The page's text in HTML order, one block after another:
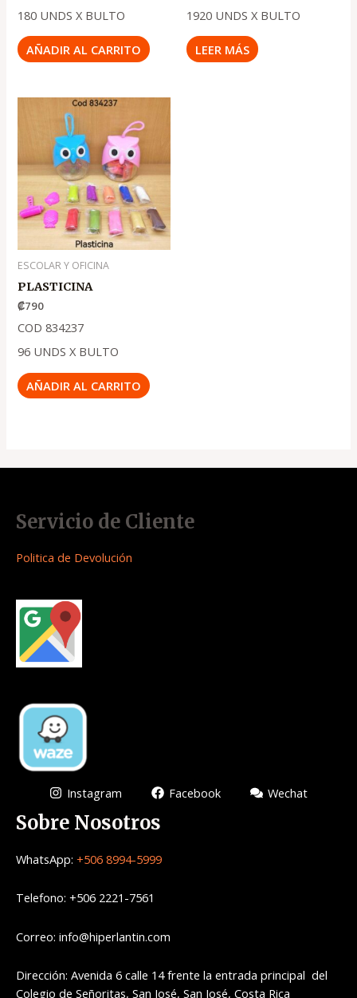
180 UNDS X BULTO
AÑADIR AL CARRITO
1920 UNDS X BULTO
LEER MÁS
ESCOLAR Y OFICINA
PLASTICINA
₡790
COD 834237
96 UNDS X BULTO
AÑADIR AL CARRITO
Servicio de Cliente
Politica de Devolución
Instagram Facebook Wechat
Sobre Nosotros
WhatsApp: +506 8994-5999
Telefono: +506 2221-7561
Correo: info@hiperlantin.com
Dirección: Avenida 6 calle 14 frente la entrada principal del
Colegio de Señoritas, San José, San José, Costa Rica